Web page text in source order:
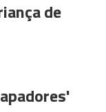
de